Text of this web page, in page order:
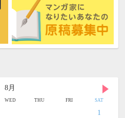
8月
WED THU FRI SAT
1